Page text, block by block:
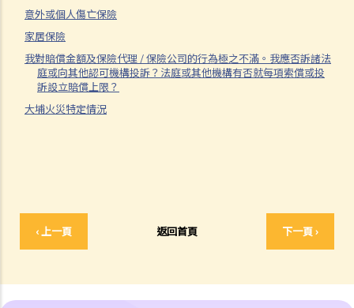
意外或個人傷亡保險
家居保險
我對賠償金額及保險代理 / 保險公司的行為極之不滿。我應否訴諸法
庭或向其他認可機構投訴？法庭或其他機構有否就每項索償或投
訴設立賠償上限？
大埔火災特定情況
‹ 上一頁 返回首頁 下一頁 ›
2. 傳訊令狀
3. 申索陳述書
4. 損害賠償陳述書
5. 抗辯書
6. 證明書（收費安排）
7. 屬實申述
就人身傷害提出申索，是否存在時限？
就人身傷害提出申索，會取得多少賠償？
若我因人身傷害提出申索，可否申請法律援助？